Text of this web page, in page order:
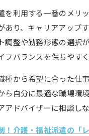
を利用する一番のメリ
あり、キャリアアップ
調整や勤務形態の選択
フバランスを保ちやすく
種から希望に合った仕事
ら自分に最適な職場環
アドバイザーに相談し
！介護・福祉派遣の「